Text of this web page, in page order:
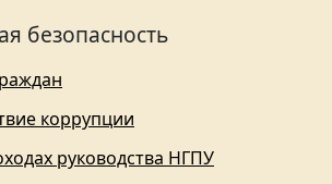
безопасность
коррупции
руководства НГПУ